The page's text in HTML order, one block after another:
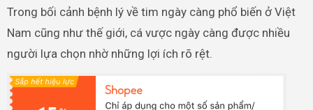
Trong bối cảnh bệnh lý về tim ngày càng phổ biến ở Việt
Nam cũng như thế giới, cá vược ngày càng được nhiều
người lựa chọn nhờ những lợi ích rõ rệt.